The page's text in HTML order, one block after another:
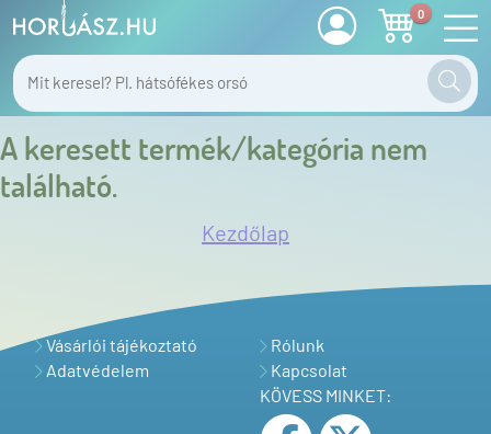
0
A keresett termék/kategória nem
található.
Kezdőlap
Vásárlói tájékoztató
Adatvédelem
Rólunk
Kapcsolat
KÖVESS MINKET: